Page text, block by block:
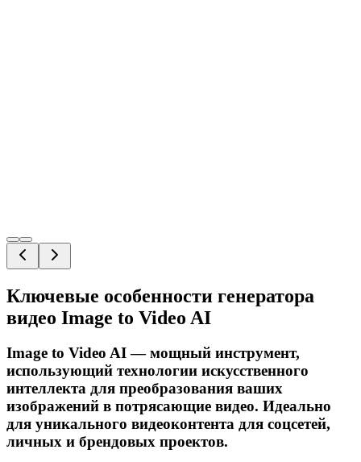
Ключевые особенности генератора
видео Image to Video AI
Image to Video AI — мощный инструмент,
использующий технологии искусственного
интеллекта для преобразования ваших
изображений в потрясающие видео. Идеально
для уникального видеоконтента для соцсетей,
личных и брендовых проектов.